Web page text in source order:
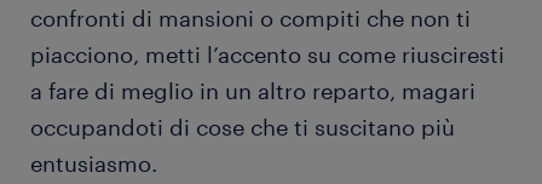
confronti di mansioni o compiti che non ti
piacciono, metti l’accento su come riusciresti
a fare di meglio in un altro reparto, magari
occupandoti di cose che ti suscitano più
entusiasmo.